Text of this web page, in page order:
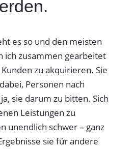
es so und den meisten
ich zusammen gearbeitet
zu akquirieren. Sie
Personen nach
sie darum zu bitten. Sich
Leistungen zu
unendlich schwer – ganz
sie für andere